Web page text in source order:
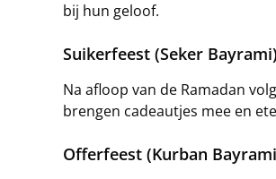
bij hun geloof.
Suikerfeest (Seker Bayrami)
Na afloop van de Ramadan
brengen cadeautjes mee en
Offerfeest (Kurban